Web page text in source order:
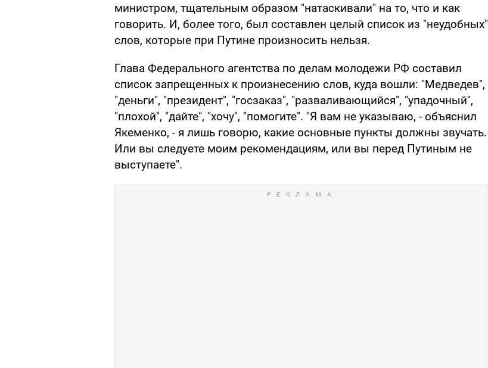
министром, тщательным образом "натаскивали" на то, что и как
говорить. И, более того, был составлен целый список из "неудобных"
слов, которые при Путине произносить нельзя.
Глава Федерального агентства по делам молодежи РФ составил
список запрещенных к произнесению слов, куда вошли: "Медведев",
"деньги", "президент", "госзаказ", "разваливающийся", "упадочный",
"плохой", "дайте", "хочу", "помогите". "Я вам не указываю, - объяснил
Якеменко, - я лишь говорю, какие основные пункты должны звучать.
Или вы следуете моим рекомендациям, или вы перед Путиным не
выступаете".